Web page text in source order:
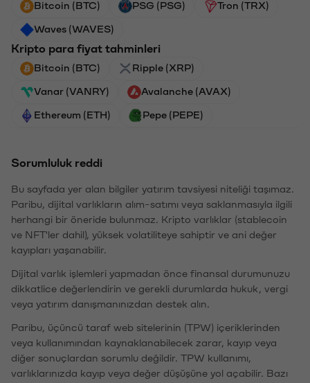
Bitcoin (BTC) PSG (PSG) Tron (TRX)
Waves (WAVES)
Kripto para fiyat tahminleri
Bitcoin (BTC) Ripple (XRP)
Vanar (VANRY) Avalanche (AVAX)
Ethereum (ETH) Pepe (PEPE)
Sorumluluk reddi
Bu sayfada yer alan bilgiler yatırım tavsiyesi niteliği taşımaz.
Paribu, dijital varlıkların alım-satımı veya saklanmasıyla ilgili
herhangi bir öneride bulunmaz. Kripto varlıklar (stablecoin
ve NFT'ler dahil), yüksek volatiliteye sahiptir ve ani değer
kayıpları yaşanabilir.
Dijital varlık işlemleri yapmadan önce finansal durumunuzu
dikkatlice değerlendirin ve gerekli durumlarda hukuk, vergi
veya yatırım danışmanınızdan destek alın.
Paribu, üçüncü taraf web sitelerinin (TPW) içeriklerinden
veya kullanımından kaynaklanabilecek zarar, kayıp veya
diğer sonuçlardan sorumlu değildir. TPW kullanımı,
varlıklarınızda kayıp veya değer düşüşüne yol açabilir. Bazı